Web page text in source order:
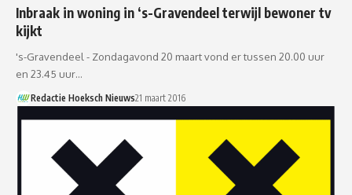
Inbraak in woning in ‘s-Gravendeel terwijl bewoner tv
kijkt
­'s-Gravendeel - Zondagavond 20 maart vond er tussen 20.00 uur
en 23.45 uur…
Redactie Hoeksch Nieuws21 maart 2016